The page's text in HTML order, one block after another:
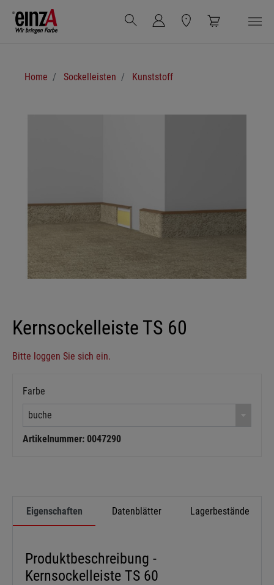
Zum Hauptinhalt springen
Home Sockelleisten Kunststoff
Kernsockelleiste TS 60
Bitte loggen Sie sich ein.
Farbe
buche
Artikelnummer: 0047290
Eigenschaften Datenblätter Lagerbestände
Produktbeschreibung -
Kernsockelleiste TS 60